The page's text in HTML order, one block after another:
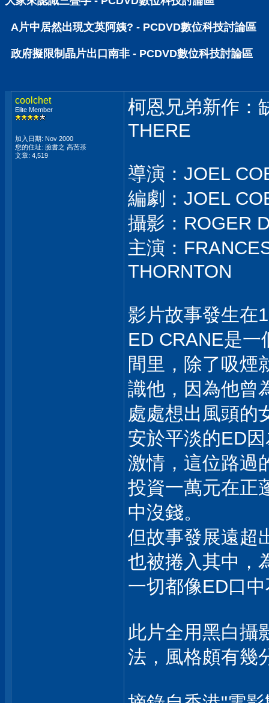
A片中居然出現文英阿姨? - PCDVD數位科技討論區
政府擬限制晶片出口南非 - PCDVD數位科技討論區
coolchet
Elite Member
加入日期: Nov 2000
您的住址: 臉書之 高苦茶
文章: 4,519
柯恩兄弟新作：
THERE
導演：JOEL
編劇：JOEL
攝影：ROGER
主演：
THORNTON
影片故事發生在
ED CRANE是一
間里，除了吸煙
識他，因為他曾
處處想出風頭的
安於平淡的ED
激情，這位路過
投資一萬元在正
中沒錢。
但故事發展遠超
也被捲入其中，
一切都像ED口
此片全用黑白攝
法，風格頗有幾